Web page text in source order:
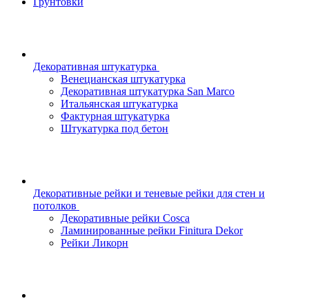
Декоративная штукатурка
Венецианская штукатурка
Декоративная штукатурка San Marco
Итальянская штукатурка
Фактурная штукатурка
Штукатурка под бетон
Декоративные рейки и теневые рейки для стен и
потолков
Декоративные рейки Cosca
Ламинированные рейки Finitura Dekor
Рейки Ликорн